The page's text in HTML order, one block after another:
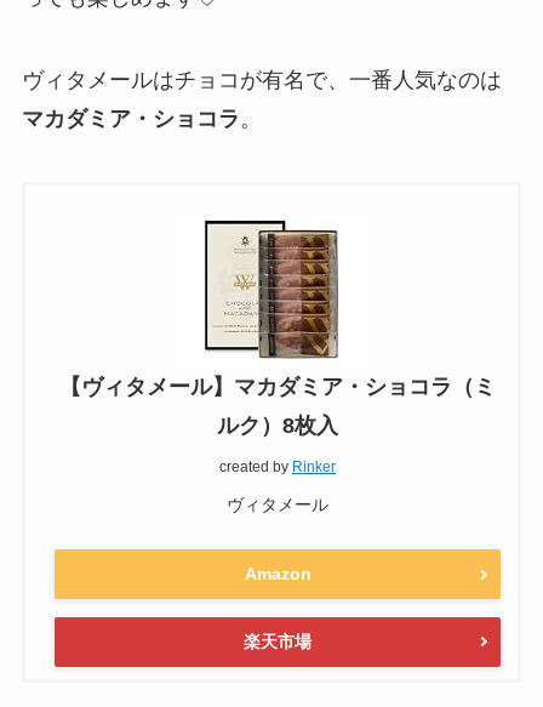
ヴィタメールはチョコが有名で、一番人気なのは
マカダミア・ショコラ 。
【ヴィタメール】マカダミア・ショコラ（ミ
ルク）8枚入
created by Rinker
ヴィタメール
Amazon
楽天市場